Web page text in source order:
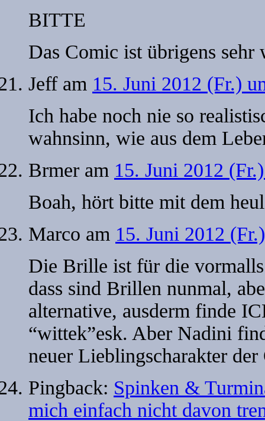
BITTE
Das Comic ist übrigens sehr
Jeffam 15. Juni 2012 (Fr.)
Ich habe noch nie so
wahnsinn, wie aus dem
Brmer am 15. Juni 2012
Boah, hört bitte mit dem
Marco am 15. Juni 2012
Die Brille ist für die
dass sind Brillen nunmal,
alternative, ausderm finde
“wittek”esk. Aber Nadini
neuer Lieblingscharakter
Pingback: Spinken &
mich einfach nicht davon